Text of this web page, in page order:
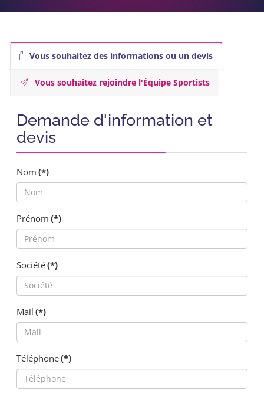
Vous souhaitez des informations ou un devis
Vous souhaitez rejoindre l'Équipe Sportists
Demande d'information et
devis
Nom (*)
Prénom (*)
Société(*)
Mail (*)
Téléphone(*)